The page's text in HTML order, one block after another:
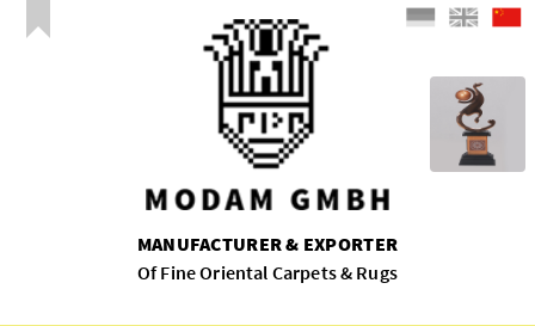
MANUFACTURER & EXPORTER
Of Fine Oriental Carpets & Rugs